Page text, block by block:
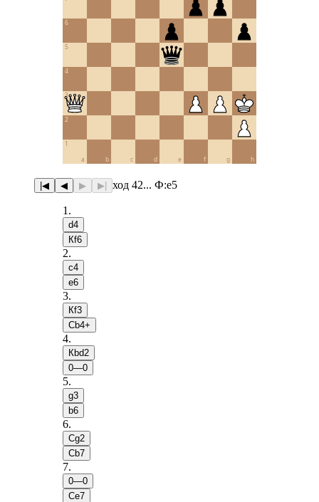
a b c d e f g h
1
2
3
4
5
6
|◀ ◀ ▶ ▶| ход 42... Ф:e5
1 .
d4
Кf6
2.
c4
e6
3.
Кf3
Сb4+
4.
Кbd2
0—0
5.
g3
b6
6.
Сg2
Сb7
7.
0—0
Сe7